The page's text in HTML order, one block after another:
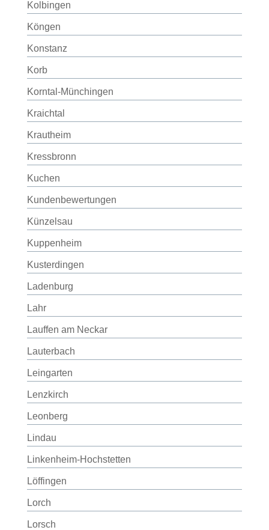
Kolbingen
Köngen
Konstanz
Korb
Korntal-Münchingen
Kraichtal
Krautheim
Kressbronn
Kuchen
Kundenbewertungen
Künzelsau
Kuppenheim
Kusterdingen
Ladenburg
Lahr
Lauffen am Neckar
Lauterbach
Leingarten
Lenzkirch
Leonberg
Lindau
Linkenheim-Hochstetten
Löffingen
Lorch
Lorsch